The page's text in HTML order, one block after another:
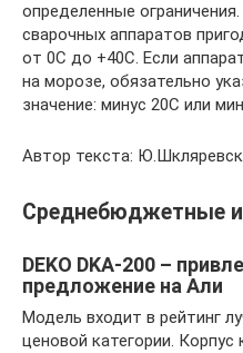
определенные
сварочных аппаратов
от 0С до +40С. Если
на морозе, обязательно
значение: минус 20С или
Автор текста:
Среднебюджетные
DEKO DKA-200 –
предложение на Али
Модель входит в рейтинг
ценовой категории.